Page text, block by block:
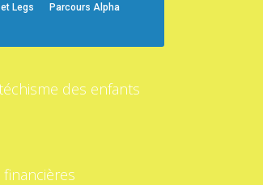
Legs
Parcours Alpha
des enfants